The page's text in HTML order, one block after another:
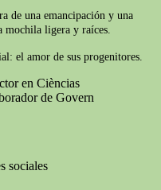
de una emancipación y una
mochila ligera y raíces.
el amor de sus progenitores.
en Cièncias
de Govern
sociales